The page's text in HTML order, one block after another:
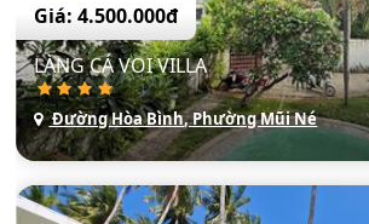
Giá: 4.500.000đ
LÀNG CÁ VOI VILLA
Đường Hòa Bình, Phường Mũi Né